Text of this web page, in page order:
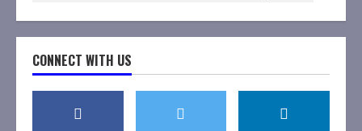
CONNECT WITH US